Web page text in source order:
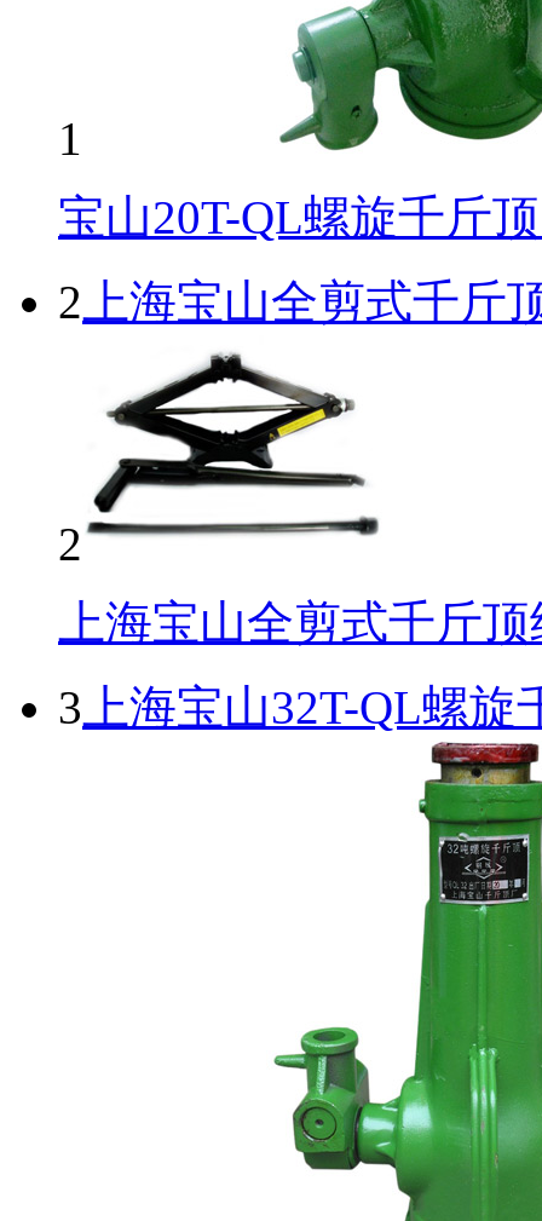
1
宝山20T-QL螺旋千斤
2 上海宝山全剪式千斤
2
上海宝山全剪式千斤
3 上海宝山32T-QL螺旋